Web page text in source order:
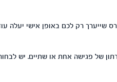
שייערך רק לכם באופן אישי יעלה
של פגישה אחת או שתיים. יש